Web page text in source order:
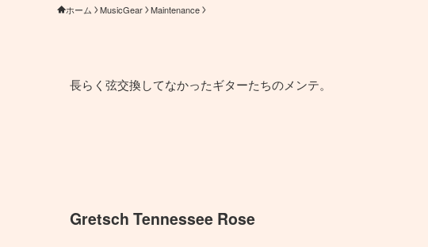
ホーム MusicGear Maintenance
長らく弦交換してなかったギターたちのメンテ。
Gretsch Tennessee Rose